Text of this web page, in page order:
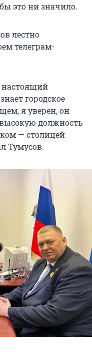
это ни значило.
лестно
телеграм-
городское
я уверен, он
должность
— столицей
Тумусов.